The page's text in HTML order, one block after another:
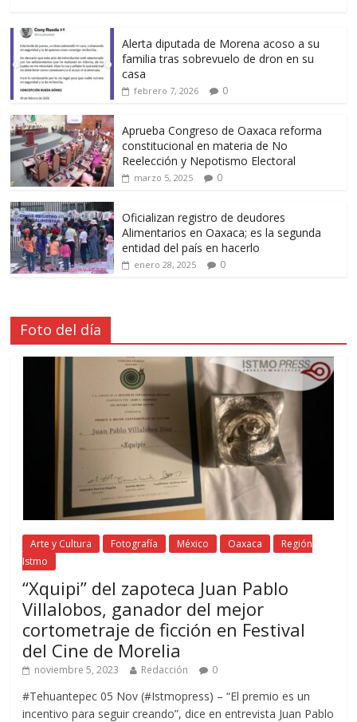
Alerta diputada de Morena acoso a su
familia tras sobrevuelo de dron en su
casa
febrero 7, 2026 0
Aprueba Congreso de Oaxaca reforma
constitucional en materia de No
Reelección y Nepotismo Electoral
marzo 5, 2025 0
Oficializan registro de deudores
Alimentarios en Oaxaca; es la segunda
entidad del país en hacerlo
enero 28, 2025 0
Foto del día
Arte y Cultura Fotografía México Oaxaca
Región
Istmo
“Xquipi” del zapoteca Juan Pablo
Villalobos, ganador del mejor
cortometraje de ficción en Festival
del Cine de Morelia
noviembre 5, 2023 Redacción 0
#Tehuantepec 05 Nov (#Istmopress) – “El premio es un
incentivo para seguir creando”, dice en entrevista Juan Pablo